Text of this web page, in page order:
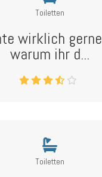
Toiletten
wirklich
warum ihr d...
Toiletten